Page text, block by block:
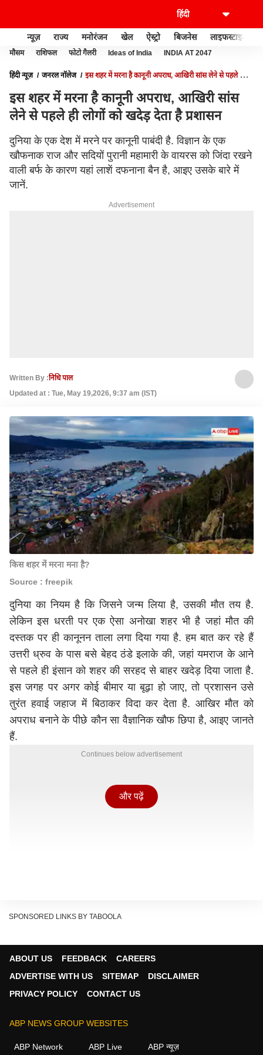
न्यूज़ राज्य मनोरंजन खेल ऐस्ट्रो बिजनेस लाइफस्टाइल
मौसम राशिफल फोटो गैलरी Ideas of India INDIA AT 2047
हिंदी न्यूज़ जनरल नॉलेज
इस शहर में मरना है कानूनी अपराध, आखिरी सांस लेने से पहले ही
इस शहर में मरना है कानूनी अपराध, आखिरी सांस
लेने से पहले ही लोगों को खदेड़ देता है प्रशासन
दुनिया के एक देश में मरने पर कानूनी पाबंदी है. विज्ञान के एक
खौफनाक राज और सदियों पुरानी महामारी के वायरस को जिंदा रखने
वाली बर्फ के कारण यहां लाशें दफनाना बैन है, आइए उसके बारे में
जानें.
Advertisement
Written By :निधि पाल
Updated at : Tue, May 19,2026, 9:37 am (IST)
किस शहर में मरना मना है?
Source : freepik
दुनिया का नियम है कि जिसने जन्म लिया है, उसकी मौत तय है.
लेकिन इस धरती पर एक ऐसा अनोखा शहर भी है जहां मौत की
दस्तक पर ही कानूनन ताला लगा दिया गया है. हम बात कर रहे हैं
उत्तरी ध्रुव के पास बसे बेहद ठंडे इलाके की, जहां यमराज के आने
से पहले ही इंसान को शहर की सरहद से बाहर खदेड़ दिया जाता है.
इस जगह पर अगर कोई बीमार या बूढ़ा हो जाए, तो प्रशासन उसे
तुरंत हवाई जहाज में बिठाकर विदा कर देता है. आखिर मौत को
अपराध बनाने के पीछे कौन सा वैज्ञानिक खौफ छिपा है, आइए जानते
हैं.
Continues below advertisement
नार्वे का वह अनोखा शहर
और पढ़ें
SPONSORED LINKS BY TABOOLA
ABOUT US FEEDBACK
CAREERS
ADVERTISE WITH US
SITEMAP
DISCLAIMER
PRIVACY POLICY
CONTACT US
ABP NEWS GROUP WEBSITES
ABP Network ABP Live ABP न्यूज़